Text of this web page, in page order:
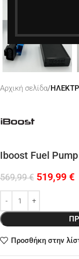
Αρχική σελίδα
Iboost Fuel
569,99€ 519,99 €
Προσθήκη στην